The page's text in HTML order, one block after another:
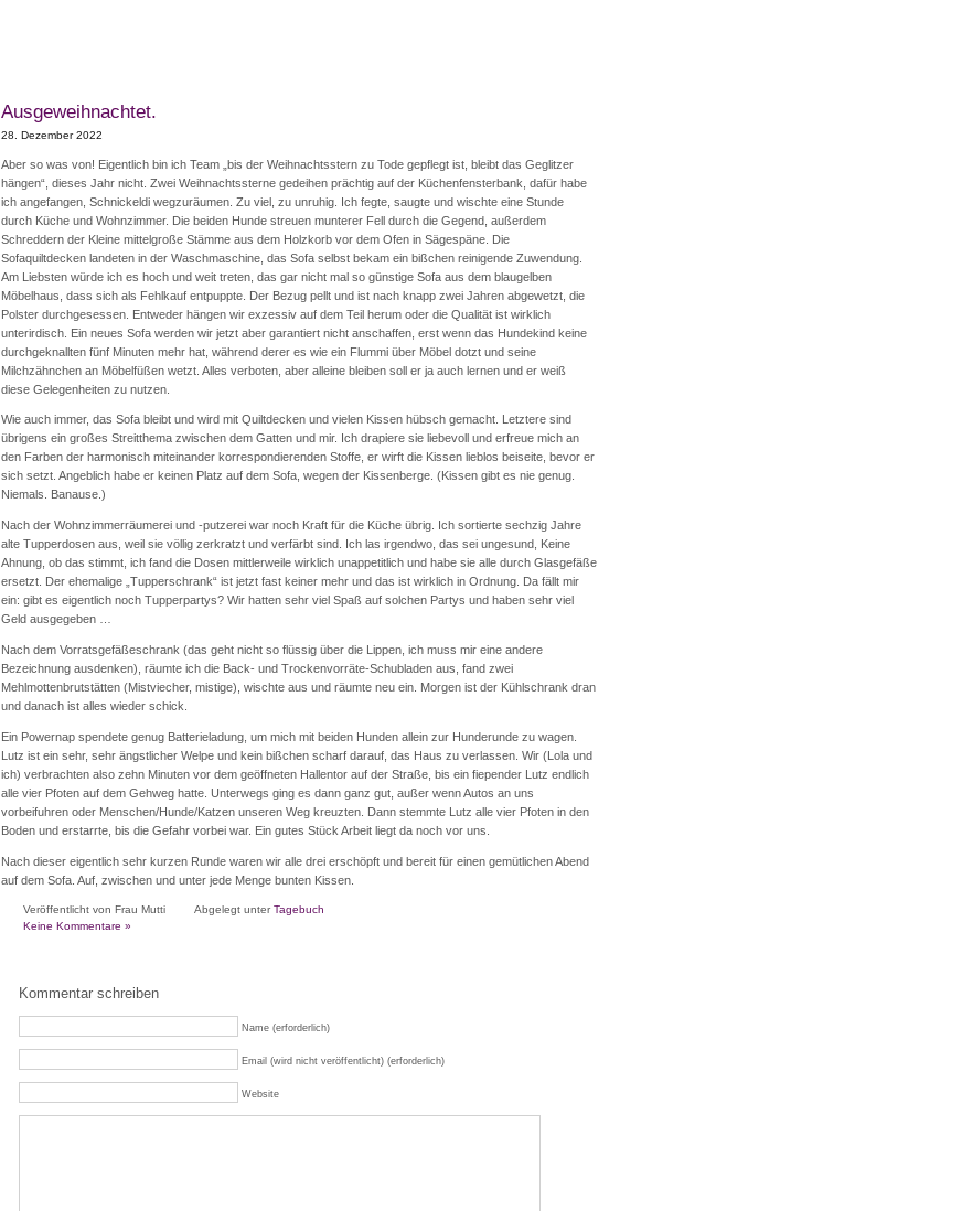
Ausgeweihnachtet.
28. Dezember 2022
Aber so was von! Eigentlich bin ich Team „bis der Weihnachtsstern zu Tode gepflegt ist, bleibt das Geglitzer
hängen“, dieses Jahr nicht. Zwei Weihnachtssterne gedeihen prächtig auf der Küchenfensterbank, dafür habe
ich angefangen, Schnickeldi wegzuräumen. Zu viel, zu unruhig. Ich fegte, saugte und wischte eine Stunde
durch Küche und Wohnzimmer. Die beiden Hunde streuen munterer Fell durch die Gegend, außerdem
Schreddern der Kleine mittelgroße Stämme aus dem Holzkorb vor dem Ofen in Sägespäne. Die
Sofaquiltdecken landeten in der Waschmaschine, das Sofa selbst bekam ein bißchen reinigende Zuwendung.
Am Liebsten würde ich es hoch und weit treten, das gar nicht mal so günstige Sofa aus dem blaugelben
Möbelhaus, dass sich als Fehlkauf entpuppte. Der Bezug pellt und ist nach knapp zwei Jahren abgewetzt, die
Polster durchgesessen. Entweder hängen wir exzessiv auf dem Teil herum oder die Qualität ist wirklich
unterirdisch. Ein neues Sofa werden wir jetzt aber garantiert nicht anschaffen, erst wenn das Hundekind keine
durchgeknallten fünf Minuten mehr hat, während derer es wie ein Flummi über Möbel dotzt und seine
Milchzähnchen an Möbelfüßen wetzt. Alles verboten, aber alleine bleiben soll er ja auch lernen und er weiß
diese Gelegenheiten zu nutzen.
Wie auch immer, das Sofa bleibt und wird mit Quiltdecken und vielen Kissen hübsch gemacht. Letztere sind
übrigens ein großes Streitthema zwischen dem Gatten und mir. Ich drapiere sie liebevoll und erfreue mich an
den Farben der harmonisch miteinander korrespondierenden Stoffe, er wirft die Kissen lieblos beiseite, bevor er
sich setzt. Angeblich habe er keinen Platz auf dem Sofa, wegen der Kissenberge. (Kissen gibt es nie genug.
Niemals. Banause.)
Nach der Wohnzimmerräumerei und -putzerei war noch Kraft für die Küche übrig. Ich sortierte sechzig Jahre
alte Tupperdosen aus, weil sie völlig zerkratzt und verfärbt sind. Ich las irgendwo, das sei ungesund, Keine
Ahnung, ob das stimmt, ich fand die Dosen mittlerweile wirklich unappetitlich und habe sie alle durch Glasgefäße
ersetzt. Der ehemalige „Tupperschrank“ ist jetzt fast keiner mehr und das ist wirklich in Ordnung. Da fällt mir
ein: gibt es eigentlich noch Tupperpartys? Wir hatten sehr viel Spaß auf solchen Partys und haben sehr viel
Geld ausgegeben …
Nach dem Vorratsgefäßeschrank (das geht nicht so flüssig über die Lippen, ich muss mir eine andere
Bezeichnung ausdenken), räumte ich die Back- und Trockenvorräte-Schubladen aus, fand zwei
Mehlmottenbrutstätten (Mistviecher, mistige), wischte aus und räumte neu ein. Morgen ist der Kühlschrank dran
und danach ist alles wieder schick.
Ein Powernap spendete genug Batterieladung, um mich mit beiden Hunden allein zur Hunderunde zu wagen.
Lutz ist ein sehr, sehr ängstlicher Welpe und kein bißchen scharf darauf, das Haus zu verlassen. Wir (Lola und
ich) verbrachten also zehn Minuten vor dem geöffneten Hallentor auf der Straße, bis ein fiepender Lutz endlich
alle vier Pfoten auf dem Gehweg hatte. Unterwegs ging es dann ganz gut, außer wenn Autos an uns
vorbeifuhren oder Menschen/Hunde/Katzen unseren Weg kreuzten. Dann stemmte Lutz alle vier Pfoten in den
Boden und erstarrte, bis die Gefahr vorbei war. Ein gutes Stück Arbeit liegt da noch vor uns.
Nach dieser eigentlich sehr kurzen Runde waren wir alle drei erschöpft und bereit für einen gemütlichen Abend
auf dem Sofa. Auf, zwischen und unter jede Menge bunten Kissen.
Veröffentlicht von Frau Mutti Abgelegt unterTagebuch
Keine Kommentare »
Kommentar schreiben
Name (erforderlich)
Email (wird nicht veröffentlicht) (erforderlich)
Website